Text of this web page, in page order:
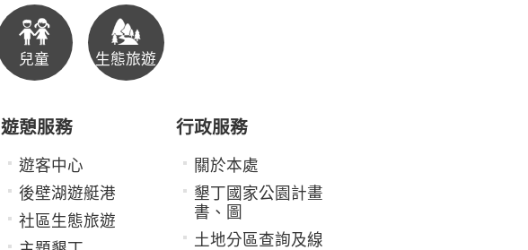
兒童 生態旅遊
遊憩服務
遊客中心
後壁湖遊艇港
社區生態旅遊
行政服務
關於本處
墾丁國家公園計畫
書、圖
土地分區查詢及線